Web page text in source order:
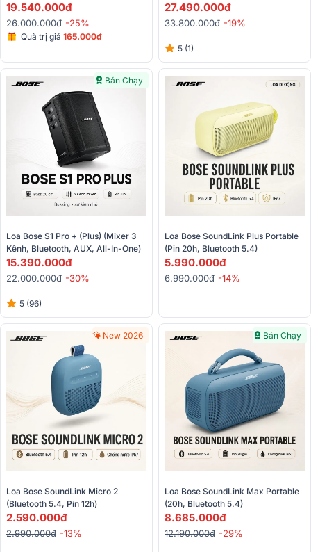
19.540.000đ
26.000.000đ -25%
Quà trị giá 165.000đ
27.490.000đ
33.800.000đ -19%
5 (1)
Bán Chạy
Loa Bose S1 Pro + (Plus) (Mixer 3
Kênh, Bluetooth, AUX, All-In-One)
15.390.000đ
22.000.000đ -30%
5 (96)
Loa Bose SoundLink Plus Portable
(Pin 20h, Bluetooth 5.4)
5.990.000đ
6.990.000đ -14%
New 2026
Loa Bose SoundLink Micro 2
(Bluetooth 5.4, Pin 12h)
2.590.000đ
2.990.000đ -13%
Bán Chạy
Loa Bose SoundLink Max Portable
(20h, Bluetooth 5.4)
8.685.000đ
12.190.000đ -29%